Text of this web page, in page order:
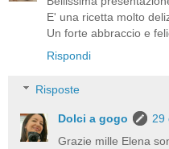
E' una ricetta molto
Un forte abbraccio e
Rispondi
Risposte
Dolci a gogo
29
Grazie mille Elena